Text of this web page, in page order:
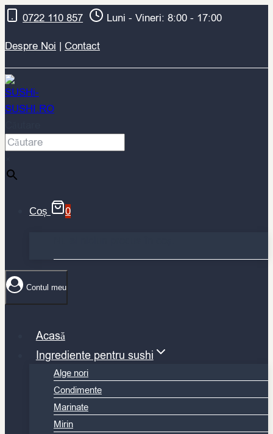
Skip
content
0722 110 857 Luni - Vineri: 8:00 - 17:00
Despre Noi | Contact
Coș 0
Contul meu
Acasă
Ingrediente pentru sushi
Alge nori
Condimente
Marinate
Mirin